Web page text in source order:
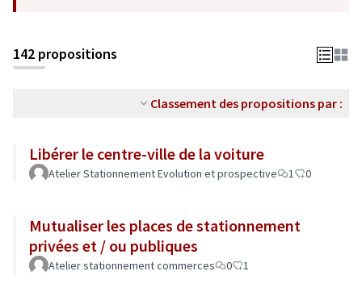
142 propositions
Classement des propositions par :
Libérer le centre-ville de la voiture
Atelier Stationnement Evolution et prospective 1 0
Mutualiser les places de stationnement
privées et / ou publiques
Atelier stationnement commerces 0 1